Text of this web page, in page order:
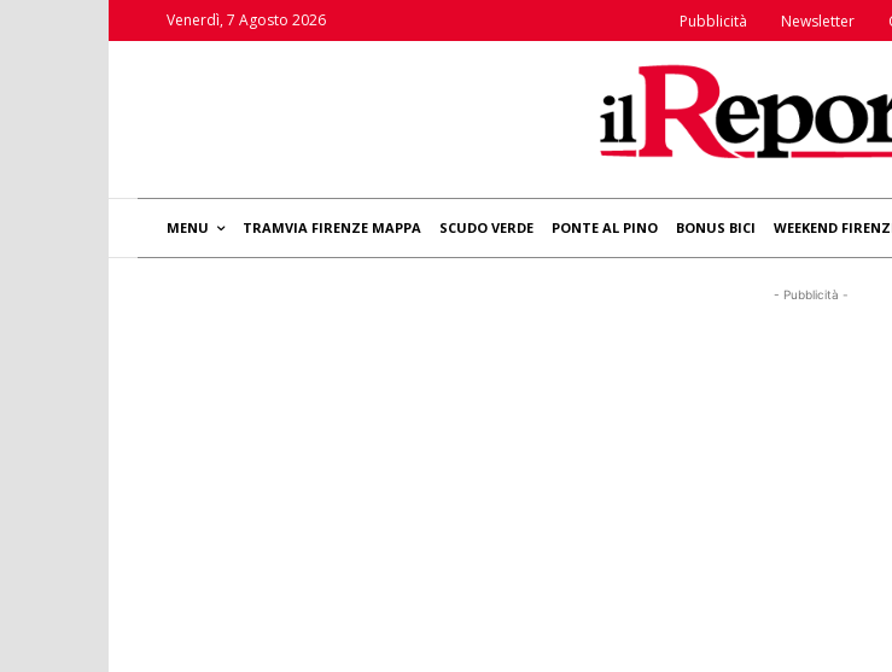
Venerdì, 7 Agosto 2026 Pubblicità Newsletter
MENU TRAMVIA FIRENZE MAPPA SCUDO VERDE PONTE AL PINO BONUS BICI WEEKEND
- Pubblicità -